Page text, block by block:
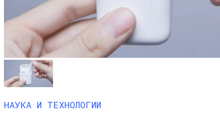
НАУКА И ТЕХНОЛОГИИ